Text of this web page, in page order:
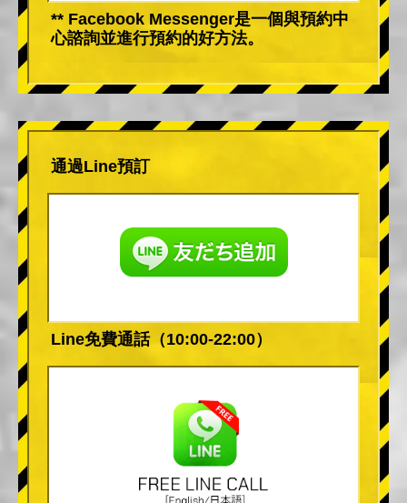
** Facebook Messenger是一個與預約中
心諮詢並進行預約的好方法。
通過Line預訂
Line免費通話（10:00-22:00）